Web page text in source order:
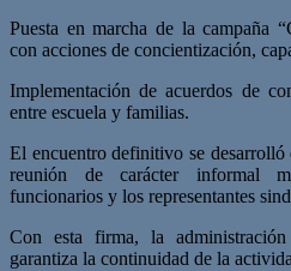
Puesta en marcha de la campaña
con acciones de concientización,
Implementación de acuerdos de
entre escuela y familias.
El encuentro definitivo se
reunión de carácter informal
funcionarios y los representantes
Con esta firma, la
garantiza la continuidad de la